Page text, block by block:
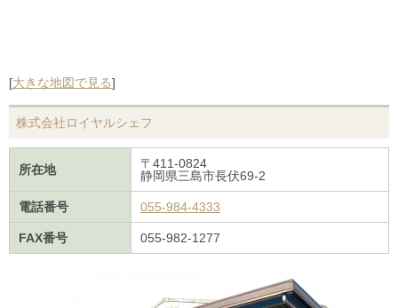
[大きな地図で見る]
株式会社ロイヤルシェフ
所在地
〒411-0824
静岡県三島市長伏69-2
電話番号 055-984-4333
FAX番号 055-982-1277